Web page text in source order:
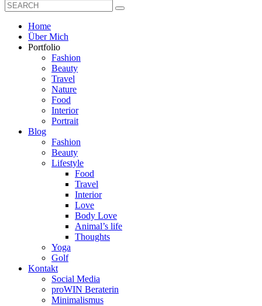
Home
Über Mich
Portfolio
Fashion
Beauty
Travel
Nature
Food
Interior
Portrait
Blog
Fashion
Beauty
Lifestyle
Food
Travel
Interior
Love
Body Love
Animal’s life
Thoughts
Yoga
Golf
Kontakt
Social Media
proWIN Beraterin
Minimalismus